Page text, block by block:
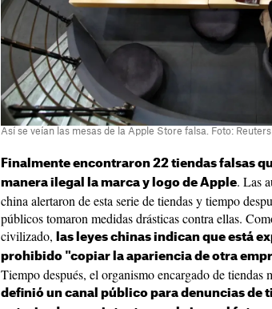
Así se veían las mesas de la Apple Store falsa. Foto: Reuters
Finalmente encontraron 22 tiendas falsas
manera ilegal la marca y logo de Apple. Las
china alertaron de esta serie de tiendas y tiempo
públicos tomaron medidas drásticas contra ellas.
civilizado,
las leyes chinas indican que está
prohibido "copiar la apariencia de otra
Tiempo después, el organismo encargado de tiendas
definió un canal público para denuncias de